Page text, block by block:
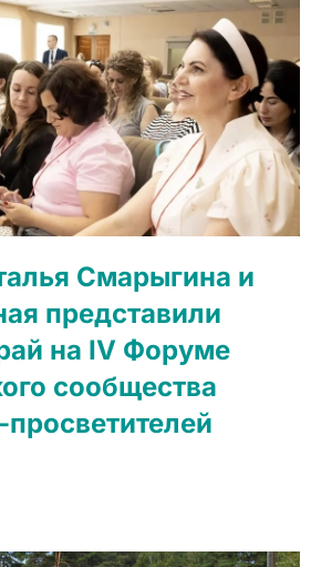
Смарыгина и
представили
на IV Форуме
сообщества